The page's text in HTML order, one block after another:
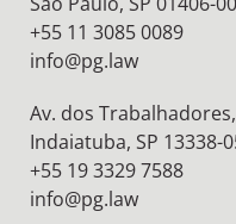
+55 11 3085 0089
info@pg.law
Av. dos
Indaiatuba, SP 13338-
+55 19 3329 7588
info@pg.law